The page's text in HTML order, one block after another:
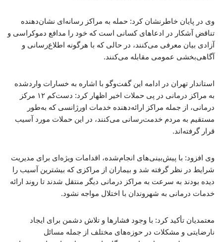
وی در پایان خاطرنشان کرد: حمله به مراکز رسانه‌ای نشان‌دهنده
تناقض آشکار در ادعاهای کسانی است که خود را مدافع دموکراسی و
آزادی بیان معرفی می‌کنند، در حالی که با هرگونه اطلاع‌رسانی و
آگاهی‌بخشی عمومی مقابله می‌کنند.
استاندار تهران در ادامه این گفت‌وگو با اشاره به خسارات واردشده
به مراکز درمانی در پی حملات اخیر اظهار کرد: دست‌کم ۱۲ مرکز
درمانی، از جمله مراکز ارائه‌دهنده خدمات اورژانسی که به‌طور
مستقیم به مردم خدمت‌رسانی می‌کنند، در این حملات مورد آسیب
قرار گرفته‌اند.
وی افزود: با پیش‌بینی‌های انجام‌شده، اقدامات ویژه‌ای برای مدیریت
شرایط در نظر گرفته شد و بیماران از مراکزی که بیشترین آسیب را
دیده بودند به سرعت به مراکز درمانی دیگر منتقل شدند تا روند ارائه
خدمات درمانی به شهروندان با اختلال مواجه نشود.
معتمدیان تأکید کرد: با وجود فشارها و تلاش دشمن برای ایجاد
نارضایتی و مشکلات در حوزه‌های مختلف از جمله مسائل